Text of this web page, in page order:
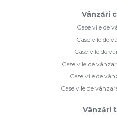
Vânzări
Case vile de
Case vile de
Case vile de
Case vile de
Case vile de
Case vile de
Vânzări